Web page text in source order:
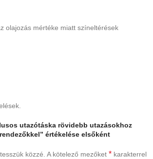
olajozás mértéke miatt színeltérések
utazótáska rövidebb utazásokhoz
értékelése elsőként
közzé. A kötelező mezőket * karakterrel